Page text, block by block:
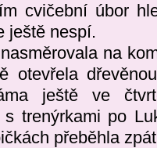
cvičební úbor
ještě nespí.
na
otevřela
ještě ve
trenýrkami po
přeběhla